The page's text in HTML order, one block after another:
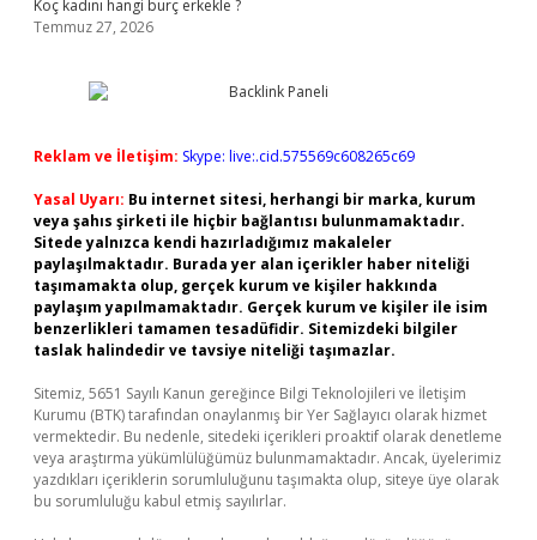
Koç kadını hangi burç erkekle ?
Temmuz 27, 2026
Reklam ve İletişim: Skype: live:.cid.575569c608265c69
Yasal Uyarı: Bu internet sitesi, herhangi bir marka, kurum
veya şahıs şirketi ile hiçbir bağlantısı bulunmamaktadır.
Sitede yalnızca kendi hazırladığımız makaleler
paylaşılmaktadır. Burada yer alan içerikler haber niteliği
taşımamakta olup, gerçek kurum ve kişiler hakkında
paylaşım yapılmamaktadır. Gerçek kurum ve kişiler ile isim
benzerlikleri tamamen tesadüfidir. Sitemizdeki bilgiler
taslak halindedir ve tavsiye niteliği taşımazlar.
Sitemiz, 5651 Sayılı Kanun gereğince Bilgi Teknolojileri ve İletişim
Kurumu (BTK) tarafından onaylanmış bir Yer Sağlayıcı olarak hizmet
vermektedir. Bu nedenle, sitedeki içerikleri proaktif olarak denetleme
veya araştırma yükümlülüğümüz bulunmamaktadır. Ancak, üyelerimiz
yazdıkları içeriklerin sorumluluğunu taşımakta olup, siteye üye olarak
bu sorumluluğu kabul etmiş sayılırlar.